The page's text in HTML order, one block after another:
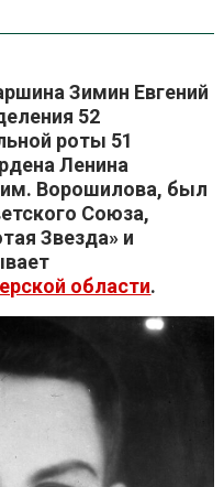
Зимин Евгений
52
роты 51
Ленина
им. Ворошилова, был
Союза,
Звезда» и
области.